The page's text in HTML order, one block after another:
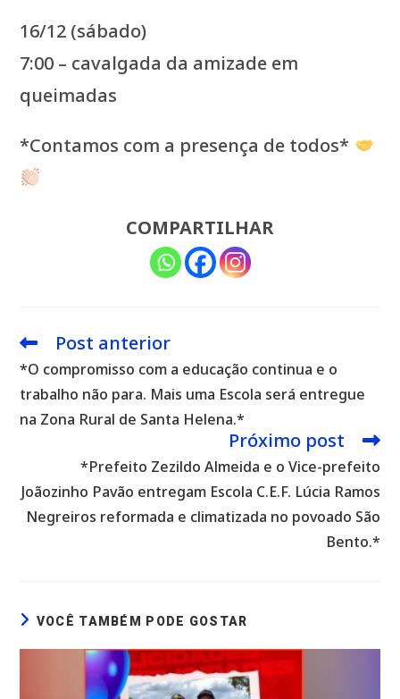
16/12 (sábado)
7:00 – cavalgada da amizade em
queimadas
*Contamos com a presença de todos*
COMPARTILHAR
Leia
artigos
Post anterior
*O compromisso com a educação continua e o
trabalho não para. Mais uma Escola será entregue
na Zona Rural de Santa Helena.*
Próximo post
*Prefeito Zezildo Almeida e o Vice-prefeito
Joãozinho Pavão entregam Escola C.E.F. Lúcia Ramos
Negreiros reformada e climatizada no povoado São
Bento.*
VOCÊ TAMBÉM PODE GOSTAR